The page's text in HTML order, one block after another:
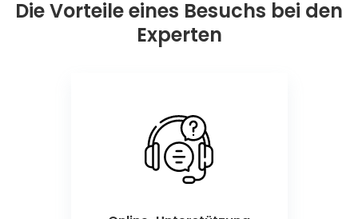
Die Vorteile eines Besuchs bei den
Experten